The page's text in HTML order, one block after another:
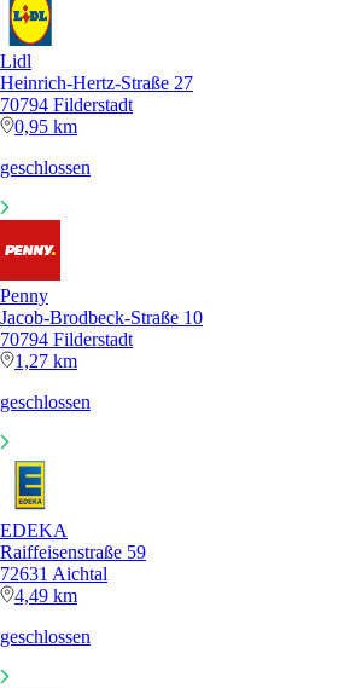
Lidl
Heinrich-Hertz-Straße 27
70794 Filderstadt
0,95 km
geschlossen
Penny
Jacob-Brodbeck-Straße 10
70794 Filderstadt
1,27 km
geschlossen
EDEKA
Raiffeisenstraße 59
72631 Aichtal
4,49 km
geschlossen